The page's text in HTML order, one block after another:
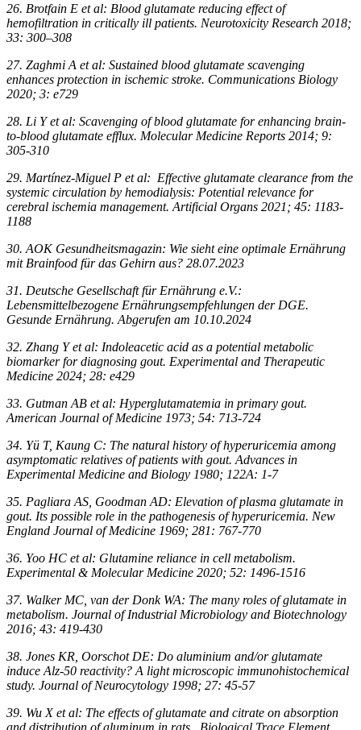
26. Brotfain E et al: Blood glutamate reducing effect of
hemofiltration in critically ill patients. Neurotoxicity Research 2018;
33: 300–308
27. Zaghmi A et al: Sustained blood glutamate scavenging
enhances protection in ischemic stroke. Communications Biology
2020; 3: e729
28. Li Y et al: Scavenging of blood glutamate for enhancing brain-
to-blood glutamate efflux. Molecular Medicine Reports 2014; 9:
305-310
29. Martínez-Miguel P et al: Effective glutamate clearance from the
systemic circulation by hemodialysis: Potential relevance for
cerebral ischemia management. Artificial Organs 2021; 45: 1183-
1188
30. AOK Gesundheitsmagazin: Wie sieht eine optimale Ernährung
mit Brainfood für das Gehirn aus? 28.07.2023
31. Deutsche Gesellschaft für Ernährung e.V.:
Lebensmittelbezogene Ernährungsempfehlungen der DGE.
Gesunde Ernährung. Abgerufen am 10.10.2024
32. Zhang Y et al: Indoleacetic acid as a potential metabolic
biomarker for diagnosing gout. Experimental and Therapeutic
Medicine 2024; 28: e429
33. Gutman AB et al: Hyperglutamatemia in primary gout.
American Journal of Medicine 1973; 54: 713-724
34. Yü T, Kaung C: The natural history of hyperuricemia among
asymptomatic relatives of patients with gout. Advances in
Experimental Medicine and Biology 1980; 122A: 1-7
35. Pagliara AS, Goodman AD: Elevation of plasma glutamate in
gout. Its possible role in the pathogenesis of hyperuricemia. New
England Journal of Medicine 1969; 281: 767‑770
36. Yoo HC et al: Glutamine reliance in cell metabolism.
Experimental & Molecular Medicine 2020; 52: 1496-1516
37. Walker MC, van der Donk WA: The many roles of glutamate in
metabolism. Journal of Industrial Microbiology and Biotechnology
2016; 43: 419-430
38. Jones KR, Oorschot DE: Do aluminium and/or glutamate
induce Alz-50 reactivity? A light microscopic immunohistochemical
study. Journal of Neurocytology 1998; 27: 45-57
39. Wu X et al: The effects of glutamate and citrate on absorption
and distribution of aluminum in rats. Biological Trace Element